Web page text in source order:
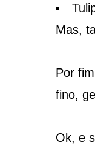
Mas,
Por
fino,
Ok, e